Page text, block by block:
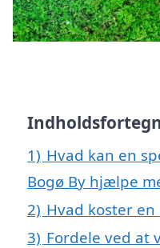
1) Hvad kan en
Bogø By hjælpe
2) Hvad koster
3) Fordele ved